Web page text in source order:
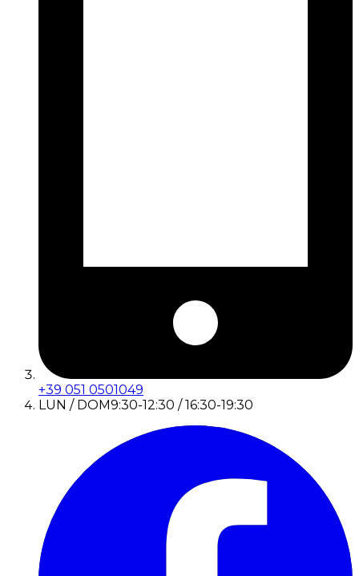
+39 051 0501049
LUN / DOM9:30-12:30 / 16:30-19:30